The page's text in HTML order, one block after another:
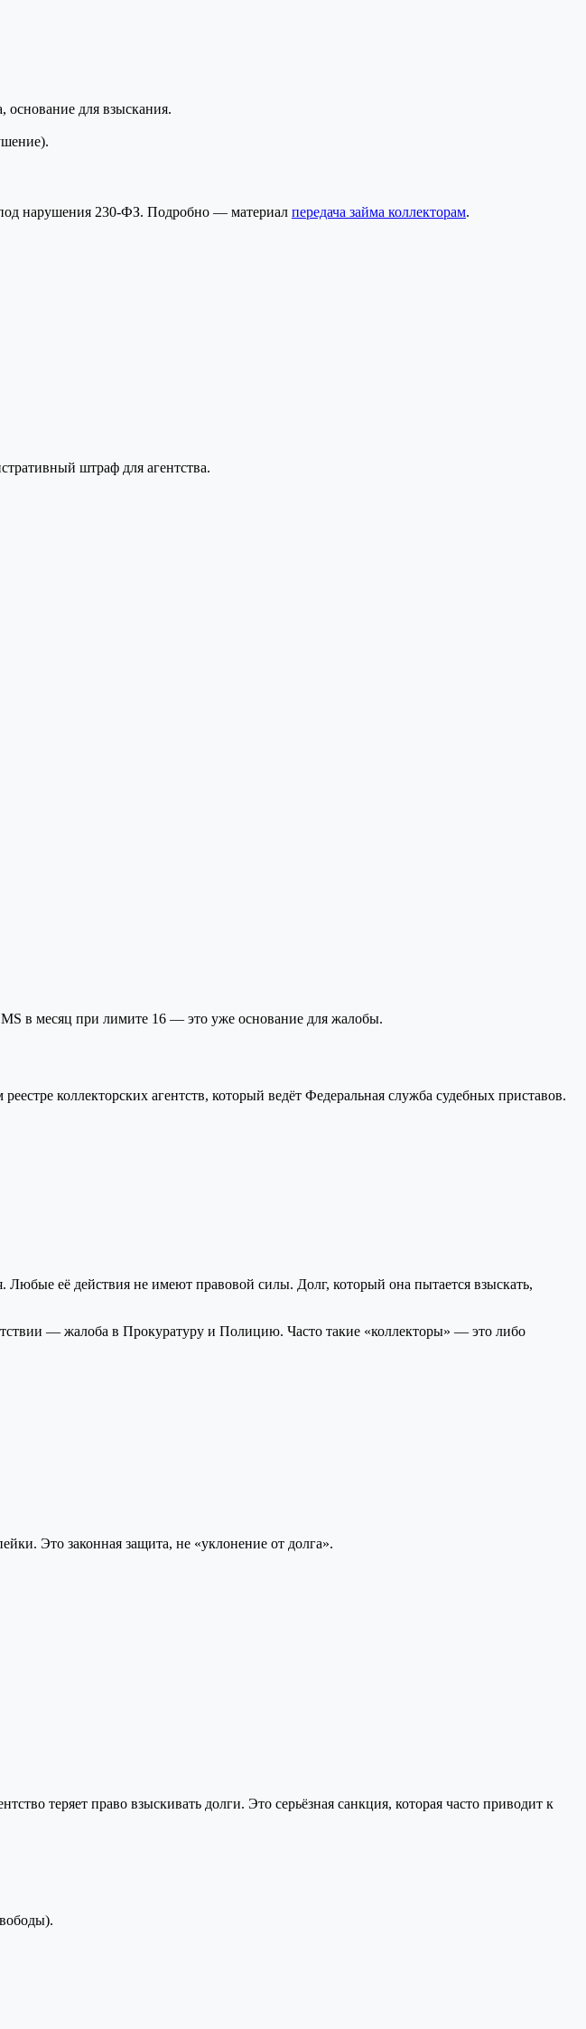
основание для взыскания.
под нарушения 230-ФЗ. Подробно — материал передача займа коллекторам.
штраф для агентства.
в месяц при лимите 16 — это уже основание для жалобы.
коллекторских агентств, который ведёт Федеральная служба судебных приставов.
её действия не имеют правовой силы. Долг, который она пытается взыскать,
— жалоба в Прокуратуру и Полицию. Часто такие «коллекторы» — это либо
Это законная защита, не «уклонение от долга».
теряет право взыскивать долги. Это серьёзная санкция, которая часто приводит к